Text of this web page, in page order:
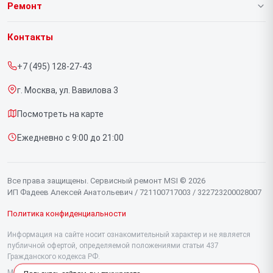
Срочный ремонт
Доставка и способы оплаты
Диагностика
Контакты
Ремонт
Ноутбуков
Контакты
+7 (495) 128-27-43
г. Москва, ул. Вавилова 3
Посмотреть на карте
Ежедневно с 9:00 до 21:00
Все права защищены. Сервисный ремонт MSI © 2026
ИП Фадеев Алексей Анатольевич / 721100717003 / 322723200028007
Политика конфиденциальности
Информация на сайте носит ознакомительный характер и не является
публичной офертой, определяемой положениями статьи 437
Гражданского кодекса РФ.